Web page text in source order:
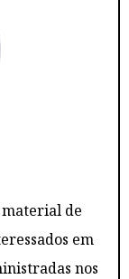
material de
em
nos